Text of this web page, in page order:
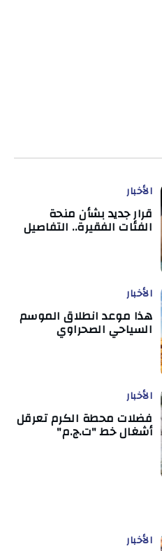
الأخبار
قرار جديد بشأن منحة
الفئات الفقيرة.. التفاصيل
الأخبار
هذا موعد انطلاق الموسم
السياحي الصحراوي
الأخبار
فضلات محطة الكرم تعرقل
أشغال خط "ت.ج.م"
الأخبار